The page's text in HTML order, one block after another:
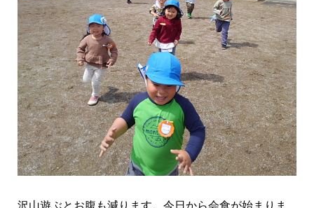
沢山遊ぶとお腹も減ります。今日から会食が始まりま